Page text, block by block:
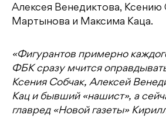
Алексея Венедиктова, Ксению
Мартынова и Максима Каца.
«Фигурантов примерно
ФБК сразу мчится
Ксения Собчак, Алексей
Кац и бывший «нашист», а
главред «Новой газеты»